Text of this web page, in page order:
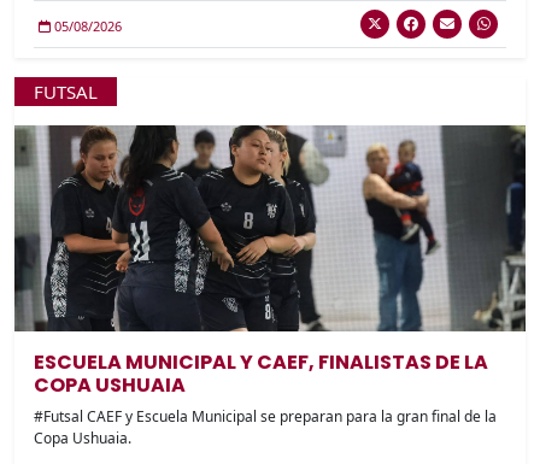
05/08/2026
FUTSAL
ESCUELA MUNICIPAL Y CAEF, FINALISTAS DE LA
COPA USHUAIA
#Futsal CAEF y Escuela Municipal se preparan para la gran final de la
Copa Ushuaia.